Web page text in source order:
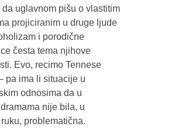
da uglavnom pišu o vlastitim
projiciranim u druge ljude
i porodične
česta tema njihove
Evo, recimo Tennese
pa ima li situacije u
odnosima da u
nije bila, u
problematična.